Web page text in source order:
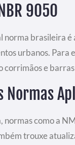
9050
norma brasileira é
urbanos. Para
corrimãos e
Normas
normas como a
trouxe